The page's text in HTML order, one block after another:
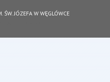
JÓZEFA W WĘGLÓWCE